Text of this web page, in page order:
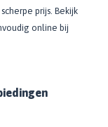
prijs. Bekijk
online bij